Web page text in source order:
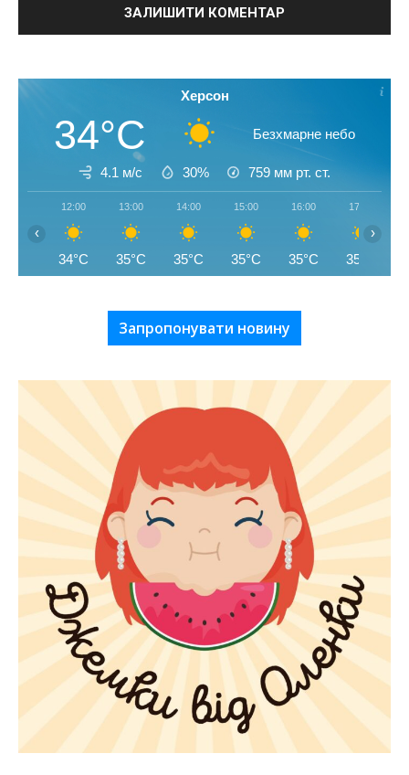
Херсон
34°C Безхмарне небо
4.1 м/с 30% 759 мм рт. ст.
12:00
34°C
13:00
35°C
14:00
35°C
15:00
35°C
16:00
35°C
17:00
35°C
‹ ›
Запропонувати новину